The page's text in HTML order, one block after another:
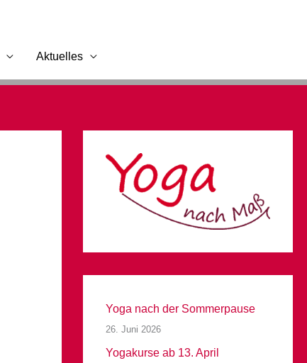
Aktuelles
Yoga nach der Sommerpause
26. Juni 2026
Yogakurse ab 13. April